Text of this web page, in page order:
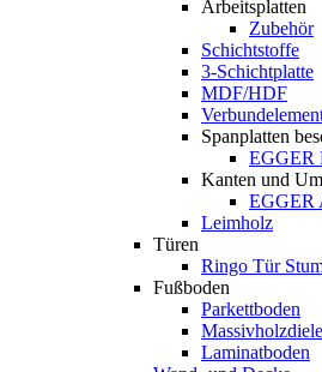
Arbeitsplatten
Zubehör
Schichtstoffe
3-Schichtplatte
MDF/HDF
Spanplatten
EGGER
Kanten und
EGGER
Leimholz
Türen
Ringo Tür
Fußboden
Parkettboden
Laminatboden